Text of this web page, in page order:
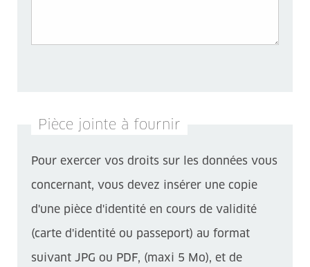
Pièce jointe à fournir
Pour exercer vos droits sur les données vous
concernant, vous devez insérer une copie
d'une pièce d'identité en cours de validité
(carte d'identité ou passeport) au format
suivant JPG ou PDF, (maxi 5 Mo), et de